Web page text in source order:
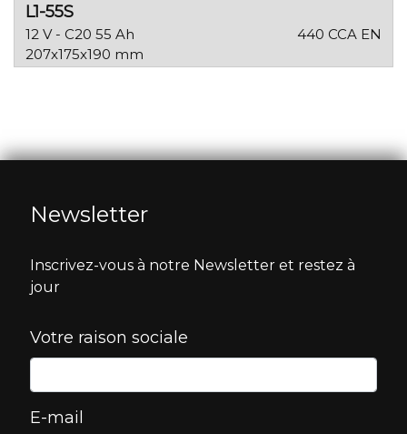
L1-55S
12 V - C20 55 Ah
440 CCA EN
207x175x190 mm
Newsletter
Inscrivez-vous à notre Newsletter et restez à
jour
Votre raison sociale
E-mail